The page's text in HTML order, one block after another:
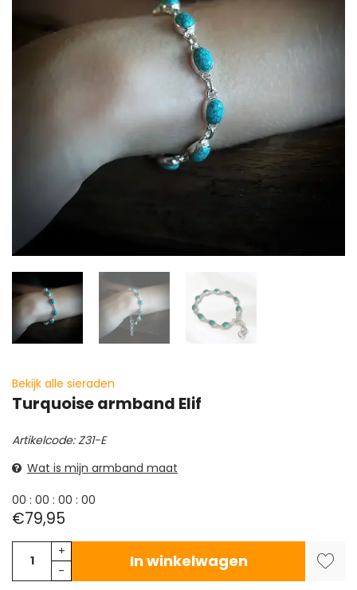
Bekijk alle sieraden
Turquoise armband Elif
Artikelcode: Z31-E
Wat is mijn armband maat
00 : 00 : 00 : 00
€79,95
+
-
In winkelwagen